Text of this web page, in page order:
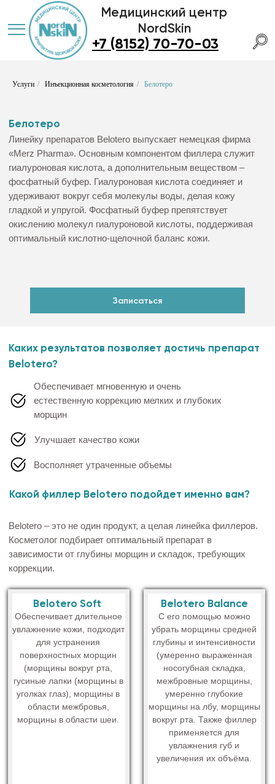
+7 (8152) 70-70-03
Медицинский центр
NordSkin
Услуги / Инъекционная косметология / Белотеро
Белотеро
гиалуроновая кислота, а дополнительным веществом –
фосфатный буфер. Гиалуроновая кислота соединяет и
удерживают вокруг себя молекулы воды, делая кожу
гладкой и упругой. Фосфатный буфер препятствует
оптимальный кислотно-щелочной баланс кожи.
Записаться
естественную коррекцию мелких и глубоких
Улучшает качество кожи
Максимально естественный результат после
Какой филлер Belotero подойдет именно вам?
Косметолог подбирает оптимальный препарат в
зависимости от глубины морщин и складок, требующих
коррекции.
Обеспечивает длительное
поверхностных морщин
уголках глаз), морщины в
С его помощью можно
(умеренно выраженная
умеренно глубокие
применяется для
увлажнения губ и
увеличения их объёма.
Belotero Intense
Применяется для
коррекции более глубоких
морщин (глубокая
вертикальные морщины в
уголках рта, увеличение
объема и коррекция
Применяется для
коррекции более глубоких
морщин (глубокая
носогубная складка,
вертикальные морщины в
уголках рта, увеличение
объема и коррекция
контура губ).
Belotero Volume